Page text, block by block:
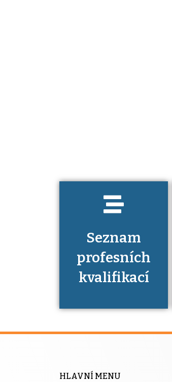
Seznam
profesních
kvalifikací
HLAVNÍ MENU